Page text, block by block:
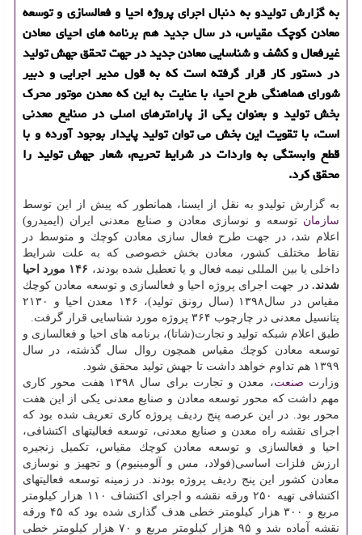
به گزارش تولیدو به دنبال اجرای پروژه احیا و فعالسازی و توسعه
معادن كوچك مقیاس، در سال جدید هم برنامه های احیای معادن
غیرفعال و كشف و شناسایی معادن جدید در جهت تحقق جهش تولید
در دستور كار قرار گرفته است كه به قول مدیر اجرایی و دبیر
شورای هماهنگی طرح احیا، با عنایت به این كه معدن موتور محرك
بخش تولید و بعنوان یكی از پارامترهای اصلی در صنایع معدنی
است، با تقویت این بخش می توان تولید پایدار بوجود آورده و با
قطع وابستگی به واردات در شرایط تحریم، شعار جهش تولید را
محقق كرد.
به گزارش تولیدو به نقل از ایسنا، همانطور كه پیش از این توسط
سازمان توسعه و نوسازی معادن و صنایع معدنی ایران (ایمیدرو)
اعلام شد، در جهت طرح فعال سازی معادن كوچك و متوسط در
نقاط مختلف كشور، معادن بخش خصوصی كه به علت شرایط
داخلی یا بین المللی نیمه فعال و یا تعطیل شده بودند،
۱۴۶ مورد احیا
شدند.در جهت اجرای پروژه احیا و فعالسازی و توسعه معادن كوچك
مقیاس در سال۱۳۹۸ (سال رونق تولید)، ۱۴۶ معدن احیا و ۲۱۳۰
پتانسیل معدنی در چارچوب ۳۶۴ پروژه مورد شناسایی قرار گرفت.
طبق اعلام شبكه تولید و تجارت(شاتا)، برنامه های احیا و فعالسازی و
توسعه معادن كوچك مقیاس همچون روال سال گذشته، در سال
۱۳۹۹ هم تداوم خواهد داشت تا جهش تولید محقق شود.
وزارت صنعت
، معدن و تجارت برای سال ۱۳۹۸ هفت محور كاری
مهم داشت كه محور توسعه معادن و صنایع معدنی یكی از این هفت
محور بود. در این عرصه پنج ردیف پروژه كاری تعریف شده بود كه
اجرای نقشه راه معدن و صنایع معدنی، توسعه فعالیتهای اكتشافی،
احیا و فعالسازی و توسعه معادن كوچك مقیاس، تكمیل زنجیره
ارزش فلزات اساسی(فولاد، مس و آلومینیوم) و تجهیز و نوسازی
معادن كشور این پنج ردیف پروژه بودند. در زمینه توسعه فعالیتهای
اكتشافی تهیه ۲۵۰ ورقه نقشه و اجرای اكتشاف ۱۱۰ هزار كیلومتر
مربع و ۳۰۰ هزار كیلومتر خطی هدف گذاری شده بود كه ۴۵ ورقه
نقشه آماده شد و ۹۵ هزار كیلومتر مربع و ۷۰ هزار كیلومتر خطی